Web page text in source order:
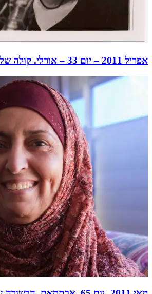
אפריל 2011 – יום 33 – אורלי. קולה של אימא בהתמחות.